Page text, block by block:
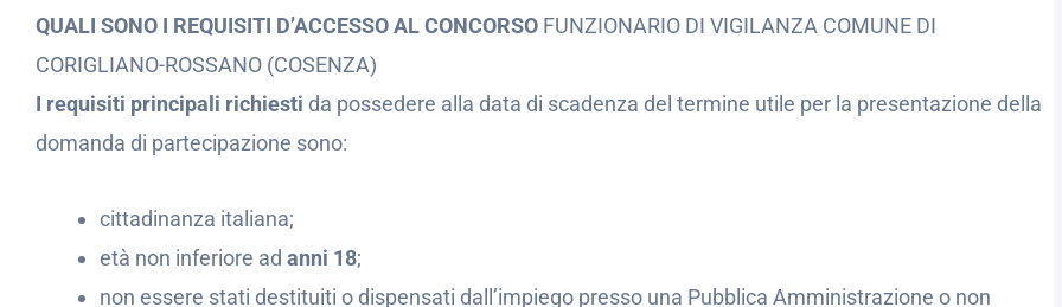
QUALI SONO I REQUISITI D’ACCESSO AL CONCORSO FUNZIONARIO DI VIGILANZA COMUNE DI
CORIGLIANO-ROSSANO (COSENZA)
I requisiti principali richiesti da possedere alla data di scadenza del termine utile per la presentazione della
domanda di partecipazione sono:
cittadinanza italiana;
età non inferiore ad anni 18;
non essere stati destituiti o dispensati dall’impiego presso una Pubblica Amministrazione o non